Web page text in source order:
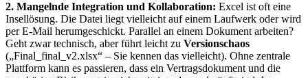
2. Mangelnde Integration und Kollaboration: Excel ist oft eine
Insellösung. Die Datei liegt vielleicht auf einem Laufwerk oder wird
per E-Mail herumgeschickt. Parallel an einem Dokument arbeiten?
Geht zwar technisch, aber führt leicht zu Versionschaos
(„Final_final_v2.xlsx“ – Sie kennen das vielleicht). Ohne zentrale
Plattform kann es passieren, dass ein Vertragsdokument und die